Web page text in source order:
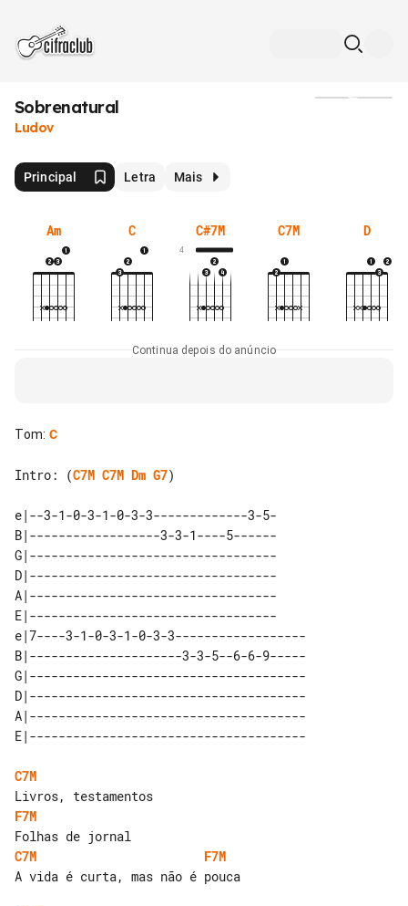
Sobrenatural
Ludov
Principal Letra Mais
Am C C#7M
4
C7M D
Continua depois do anúncio
Tom: C
Intro: (C7M C7M Dm G7)
e|--3-1-0-3-1-0-3-3-------------3-5-
B|------------------3-3-1----5------
G|----------------------------------
D|----------------------------------
A|----------------------------------
E|----------------------------------
e|7----3-1-0-3-1-0-3-3------------------
B|---------------------3-3-5--6-6-9-----
G|--------------------------------------
D|--------------------------------------
A|--------------------------------------
C7M
F7M
C7M
F7M
A vida é curta, mas não é pouca